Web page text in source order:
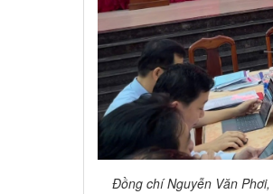
Đồng chí Nguyễn Văn Phơi,